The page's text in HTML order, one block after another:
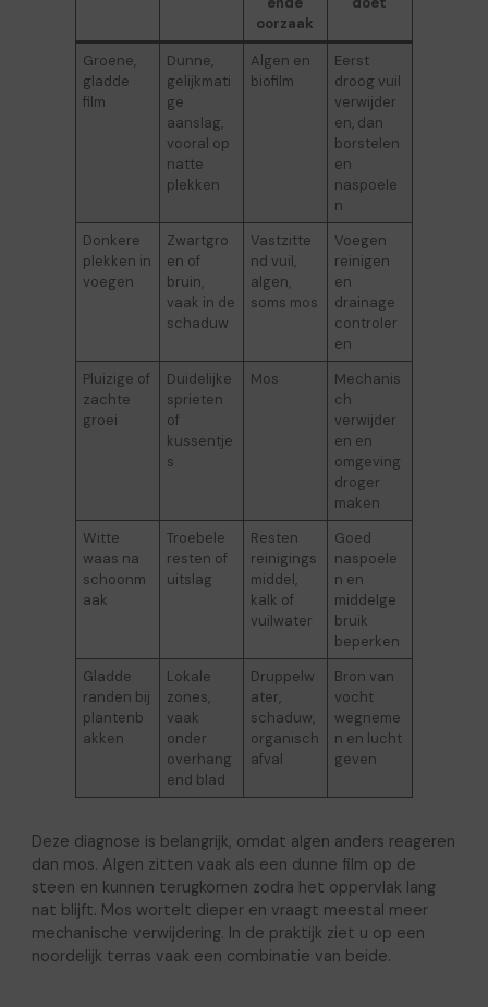
oorzaak
Groene,
gladde
film
Dunne,
gelijkmati
ge
aanslag,
vooral op
natte
plekken
Algen en
biofilm
Eerst
droog vuil
verwijder
en, dan
borstelen
en
naspoele
n
Donkere
plekken in
voegen
Zwartgro
en of
bruin,
vaak in de
schaduw
Vastzitte
nd vuil,
algen,
soms mos
Voegen
reinigen
en
drainage
controler
en
Pluizige of
zachte
groei
Duidelijke
sprieten
of
kussentje
s
Mos
Mechanis
ch
verwijder
en en
omgeving
droger
maken
Witte
waas na
schoonm
aak
Troebele
resten of
uitslag
Resten
reinigings
middel,
kalk of
vuilwater
Goed
naspoele
n en
middelge
bruik
beperken
Gladde
randen bij
plantenb
akken
Lokale
zones,
vaak
onder
overhang
end blad
Druppelw
ater,
schaduw,
organisch
afval
Bron van
vocht
wegneme
n en lucht
geven
Deze diagnose is belangrijk, omdat algen anders reageren
dan mos. Algen zitten vaak als een dunne film op de
steen en kunnen terugkomen zodra het oppervlak lang
nat blijft. Mos wortelt dieper en vraagt meestal meer
mechanische verwijdering. In de praktijk ziet u op een
noordelijk terras vaak een combinatie van beide.